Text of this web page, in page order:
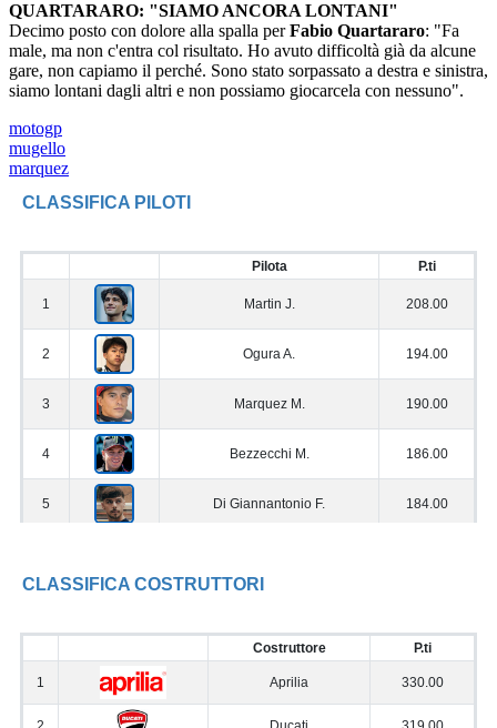
QUARTARARO: "SIAMO ANCORA LONTANI"
Decimo posto con dolore alla spalla perFabio Quartararo: "Fa
male, ma non c'entra col risultato. Ho avuto difficoltà già da alcune
gare, non capiamo il perché. Sono stato sorpassato a destra e sinistra,
siamo lontani dagli altri e non possiamo giocarcela con nessuno".
motogp
mugello
marquez